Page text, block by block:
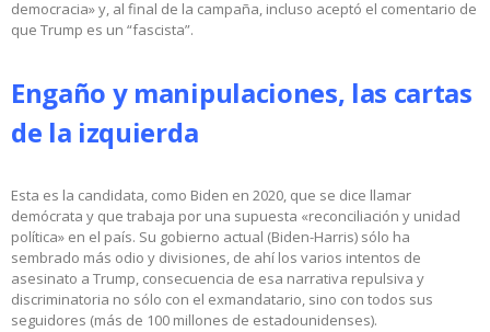
democracia» y, al final de la campaña, incluso aceptó el comentario de
que Trump es un “fascista”.
Engaño y manipulaciones, las cartas
de la izquierda
Esta es la candidata, como Biden en 2020, que se dice llamar
demócrata y que trabaja por una supuesta «reconciliación y unidad
política» en el país. Su gobierno actual (Biden-Harris) sólo ha
sembrado más odio y divisiones, de ahí los varios intentos de
asesinato a Trump, consecuencia de esa narrativa repulsiva y
discriminatoria no sólo con el exmandatario, sino con todos sus
seguidores (más de 100 millones de estadounidenses).